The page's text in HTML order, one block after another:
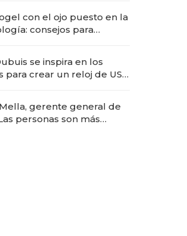
con el ojo puesto en la
consejos para
se inspira en los
para crear un reloj de US$
gerente general de
personas son más